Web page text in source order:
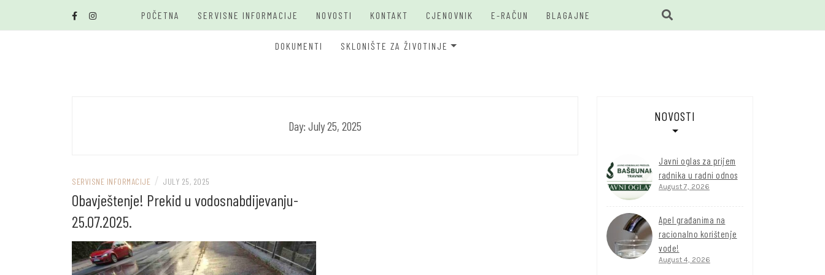
POČETNA SERVISNE INFORMACIJE NOVOSTI KONTAKT CJENOVNIK E-RAČUN BLAGAJNE
DOKUMENTI SKLONIŠTE ZA ŽIVOTINJE
Day: July 25, 2025
SERVISNE INFORMACIJE / JULY 25, 2025
Obavještenje! Prekid u vodosnabdijevanju-
25.07.2025.
NOVOSTI
Javni oglas za prijem
radnika u radni odnos
August 7, 2026
Apel građanima na
racionalno korištenje
vode!
August 4, 2026